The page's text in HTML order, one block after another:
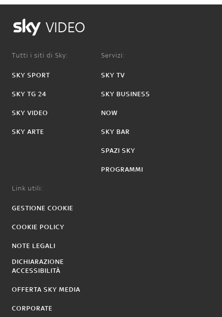
VIDEO
Tutti i siti di Sky:
SKY SPORT
SKY TG 24
SKY VIDEO
SKY ARTE
Servizi:
SKY TV
SKY BUSINESS
NOW
SKY BAR
SPAZI SKY
PROGRAMMI
Link utili:
GESTIONE COOKIE
COOKIE POLICY
NOTE LEGALI
DICHIARAZIONE
ACCESSIBILITÀ
OFFERTA SKY MEDIA
CORPORATE